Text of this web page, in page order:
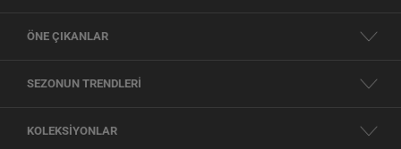
ÖNE ÇIKANLAR
SEZONUN TRENDLERİ
KOLEKSİYONLAR